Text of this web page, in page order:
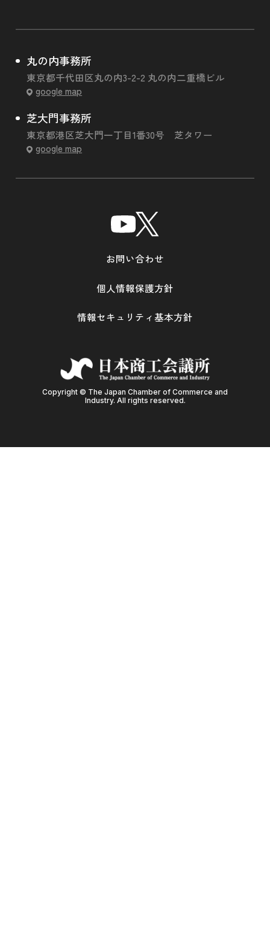
丸の内事務所
東京都千代田区丸の内3-2-2 丸の内二重橋ビル
google map
芝大門事務所
東京都港区芝大門一丁目1番30号 芝タワー
google map
Copyright © The Japan Chamber of Commerce and
Industry. All rights reserved.
お問い合わせ
個人情報保護方針
情報セキュリティ基本方針